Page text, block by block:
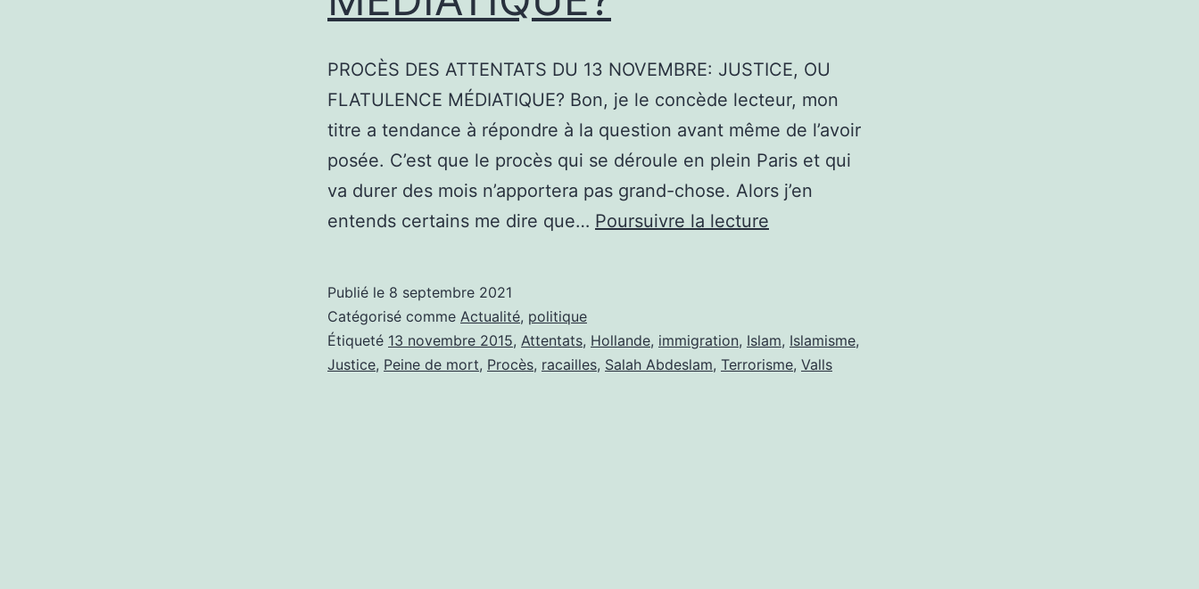
PROCÈS DES ATTENTATS DU 13 NOVEMBRE: JUSTICE, OU
FLATULENCE MÉDIATIQUE? Bon, je le concède lecteur, mon
titre a tendance à répondre à la question avant même de l’avoir
posée. C’est que le procès qui se déroule en plein Paris et qui
va durer des mois n’apportera pas grand-chose. Alors j’en
entends certains me dire que… Poursuivre la lecture
13
NOVEMBRE:
Publié le 8 septembre 2021
Catégorisé comme Actualité, politique
Étiqueté 13 novembre 2015, Attentats, Hollande, immigration, Islam, Islamisme,
Justice, Peine de mort, Procès, racailles, Salah Abdeslam, Terrorisme, Valls